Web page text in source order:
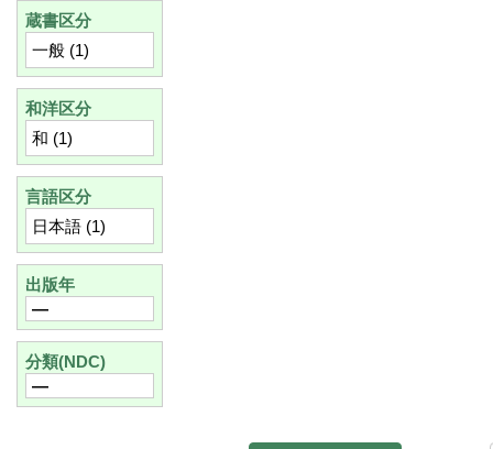
蔵書区分
一般 (1)
和洋区分
和 (1)
言語区分
日本語 (1)
出版年
―
分類(NDC)
―